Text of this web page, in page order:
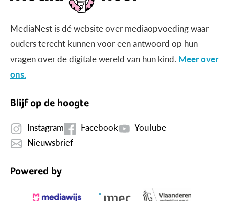
MediaNest is dé website over mediaopvoeding waar
ouders terecht kunnen voor een antwoord op hun
vragen over de digitale wereld van hun kind. Meer over
ons.
Blijf op de hoogte
Instagram Facebook
YouTube
Nieuwsbrief
Powered by